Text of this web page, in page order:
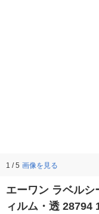
1 / 5 画像を見る
エーワン ラベル
ィルム・透 28794